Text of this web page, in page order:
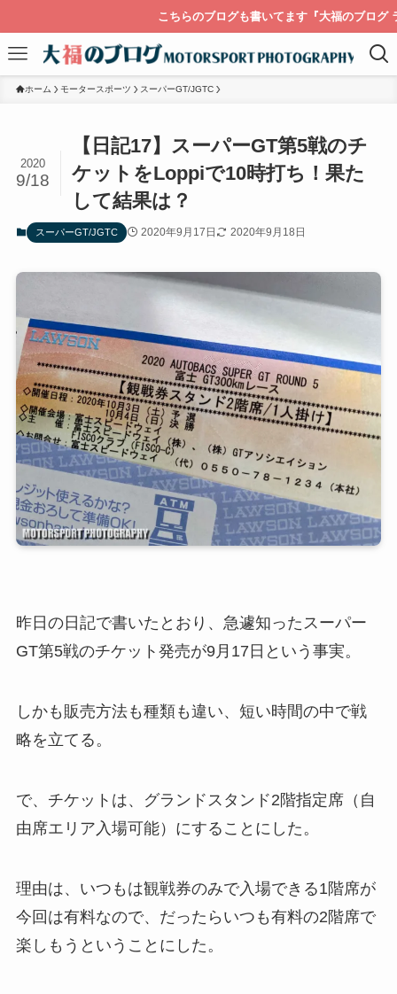
こちらのブログも書いてます『大福のブログ ライカを持っ
ホーム モータースポーツ スーパーGT/JGTC
【日記17】スーパーGT第5戦のチ
ケットをLoppiで10時打ち！果た
して結果は？
2020
9/18
スーパーGT/JGTC 2020年9月17日 2020年9月18日
昨日の日記で書いたとおり、急遽知ったスーパー
GT第5戦のチケット発売が9月17日という事実。
しかも販売方法も種類も違い、短い時間の中で戦
略を立てる。
で、チケットは、グランドスタンド2階指定席（自
由席エリア入場可能）にすることにした。
理由は、いつもは観戦券のみで入場できる1階席が
今回は有料なので、だったらいつも有料の2階席で
楽しもうということにした。